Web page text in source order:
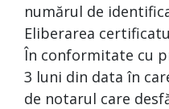
numărul de
Eliberarea
În conformitate cu
3 luni din data în
de notarul care